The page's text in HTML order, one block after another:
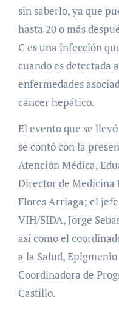
sin saberlo, ya que
hasta 20 o más
C es una infección
cuando es detectada
enfermedades
cáncer hepático.
El evento que se
se contó con la
Atención Médica,
Director de Medicina
Flores Arriaga; el
VIH/SIDA, Jorge
así como el
a la Salud,
Coordinadora de
Castillo.